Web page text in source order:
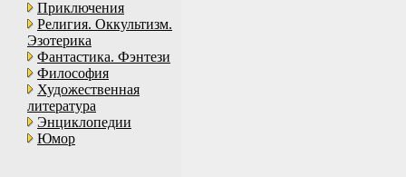
Приключения
Религия. Оккультизм.
Эзотерика
Фантастика. Фэнтези
Философия
Художественная
литература
Энциклопедии
Юмор